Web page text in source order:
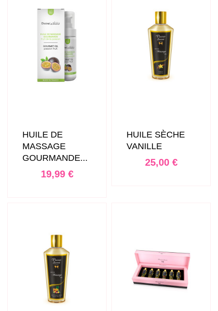
HUILE DE
MASSAGE
GOURMANDE...
Prix
19,99 €
HUILE SÈCHE
VANILLE
Prix
25,00 €